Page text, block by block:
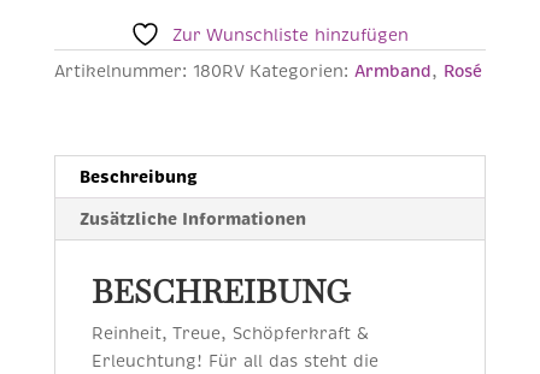
Menge
Zur Wunschliste hinzufügen
Artikelnummer: 180RV Kategorien: Armband, Rosé
Beschreibung
Zusätzliche Informationen
BESCHREIBUNG
Reinheit, Treue, Schöpferkraft &
Erleuchtung! Für all das steht die